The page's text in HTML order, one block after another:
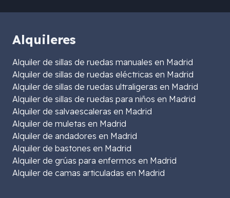
Alquileres
Alquiler de sillas de ruedas manuales en Madrid
Alquiler de sillas de ruedas eléctricas en Madrid
Alquiler de sillas de ruedas ultraligeras en Madrid
Alquiler de sillas de ruedas para niños en Madrid
Alquiler de salvaescaleras en Madrid
Alquiler de muletas en Madrid
Alquiler de andadores en Madrid
Alquiler de bastones en Madrid
Alquiler de grúas para enfermos en Madrid
Alquiler de camas articuladas en Madrid